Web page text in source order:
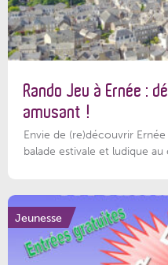
Rando Jeu à Ernée :
amusant !
Envie de (re)découvrir
balade estivale et ludique au
Jeunesse